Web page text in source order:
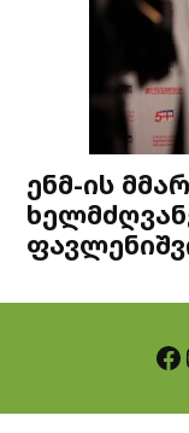
ენმ-ის
Facebook